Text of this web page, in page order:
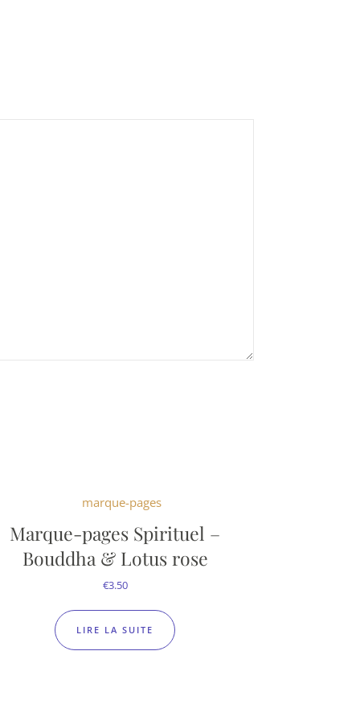
Marque-pages Spirituel –
Bouddha & Lotus rose
€3.50
LIRE LA SUITE